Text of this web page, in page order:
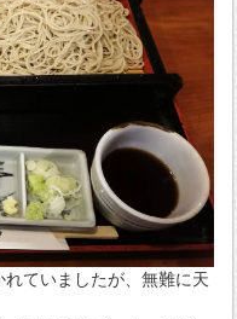
ていましたが、無難に天